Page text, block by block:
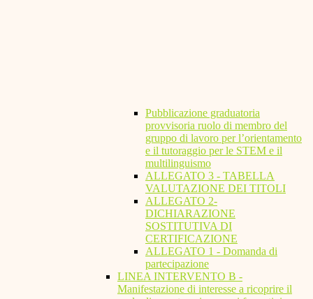
Pubblicazione graduatoria
provvisoria ruolo di membro del
gruppo di lavoro per l’orientamento
e il tutoraggio per le STEM e il
multilinguismo
ALLEGATO 3 - TABELLA
VALUTAZIONE DEI TITOLI
ALLEGATO 2-
DICHIARAZIONE
SOSTITUTIVA DI
CERTIFICAZIONE
ALLEGATO 1 - Domanda di
partecipazione
LINEA INTERVENTO B -
Manifestazione di interesse a ricoprire il